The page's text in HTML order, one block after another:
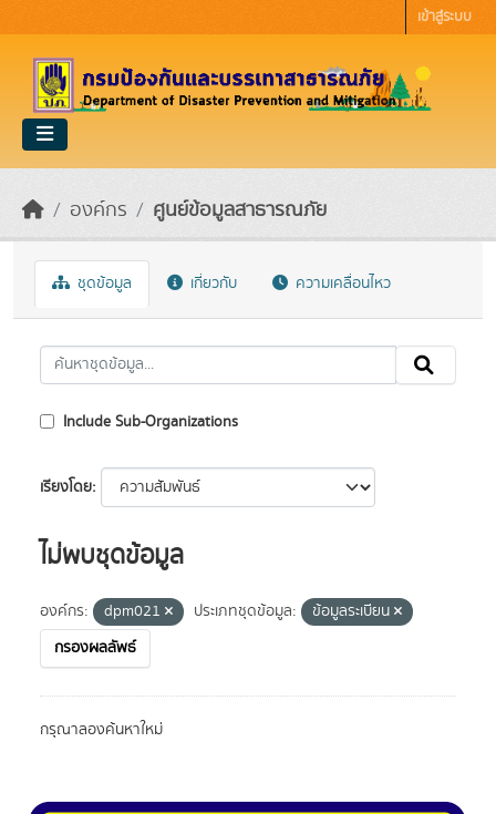
เข้าสู่ระบบ
องค์กร ศูนย์ข้อมูลสาธารณภัย
ชุดข้อมูล เกี่ยวกับ ความเคลื่อนไหว
Include Sub-Organizations
เรียงโดย
ไม่พบชุดข้อมูล
องค์กร: dpm021 ประเภทชุดข้อมูล:
ข้อมูลระเบียน
กรองผลลัพธ์
กรุณาลองค้นหาใหม่